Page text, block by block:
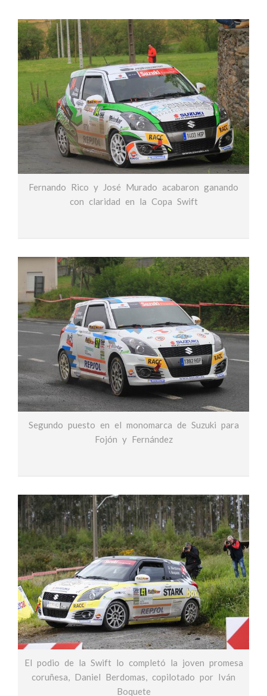
Fernando Rico y José Murado acabaron ganando
con claridad en la Copa Swift
Segundo puesto en el monomarca de Suzuki para
Fojón y Fernández
El podio de la Swift lo completó la joven promesa
coruñesa, Daniel Berdomas, copilotado por Iván
Boquete